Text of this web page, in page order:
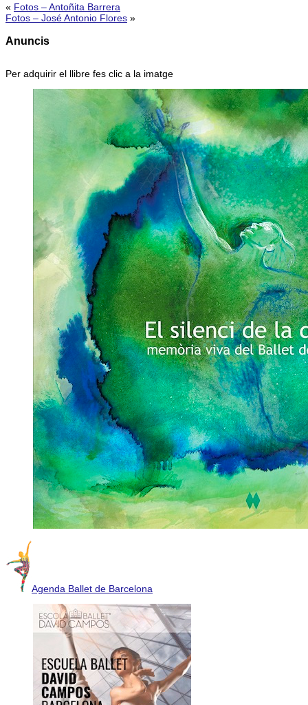
« Fotos – Antoñita Barrera
Fotos – José Antonio Flores »
Anuncis
Per adquirir el llibre fes clic a la imatge
Agenda Ballet de Barcelona